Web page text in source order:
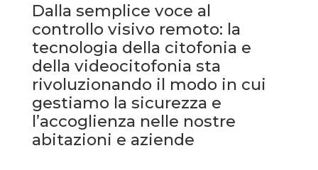
Dalla semplice voce al
controllo visivo remoto: la
tecnologia della citofonia e
della videocitofonia sta
rivoluzionando il modo in cui
gestiamo la sicurezza e
l’accoglienza nelle nostre
abitazioni e aziende